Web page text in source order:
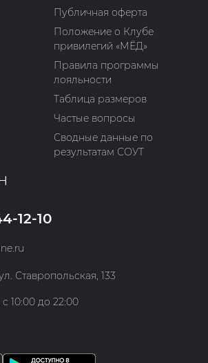
Публичная оферта
Положение о Клубе
привилегий «МЁД»
Правила программы
лояльности
Таблица размеров
Частые вопросы
Сводные данные по
результатам СОУТ
12-10
Ставропольская, 133
до 22:00